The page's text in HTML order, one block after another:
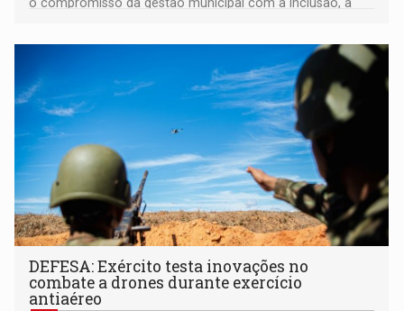
DEFESA: Exército testa inovações no
combate a drones durante exercício
antiaéreo